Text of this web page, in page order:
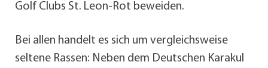
Golf Clubs St. Leon-Rot beweiden.
Bei allen handelt es sich um vergleichsweise
seltene Rassen: Neben dem Deutschen Karakul